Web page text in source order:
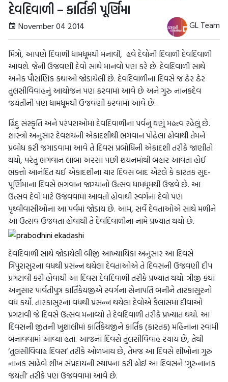
દેવદિવાળી – કાર્તિકી પૂર્ણિમા
November 04 2014 GL Team
મિત્રો, આપણે દિવાળી ધામધૂમથી મનાવી, હવે દેવોની દિવાળી દેવદિવાળી
આવશે. જેની ઉજવણી દેવો સાથે માનવો પણ કરે છે. દેવદિવાળી સાથે
અનેક પૌરાણિક કથાઓ જોડાયેલી છે. દેવદિવાળીના દિવસે જ ઠેર ઠેર
તુલસીવિવાહનું આયોજન પણ કરવામાં આવે છે અને ગુરુ નાનકદેવ
જયંતીની પણ ધામધૂમથી ઉજવણી કરવામાં આવે છે.
હિંદુ સંસ્કૃતિ અને પરંપરાઓમાં દેવદિવાળીના પર્વનું ઘણું મહત્ત્વ રહેલું છે.
શાસ્ત્રો અનુસાર દેવશયની એકાદશીથી ભગવાન પોઢેલા હોવાથી તેમને
પ્રબોધ કરી જગાડવામાં આવે તે દિવસ પ્રબોધિની એકાદશી તરીકે જાણીતો
થયો, પરંતુ ભગવાન લાંબા અરસા પછી શયનમાંથી બહાર આવતા હોઈ
ભક્તો આનંદિત થઈ એકાદશીના ચાર દિવસ બાદ એટલે કે કારતક સુદ-
પૂર્ણિમાના દિવસે ભગવાન જાગ્યાનો ઉત્સવ ધામધૂમથી ઉજવે છે. આ
ઉત્સવ દેવો માટે ઉજવવામાં આવતો હોવાથી સ્વર્ગના દેવો પણ
પૃથ્વીવાસીઓના આ પર્વમાં જોડાય છે. આમ, સર્વે દેવતાઓએ સાથે મળીને
આ ઉત્સવ ઉજવતા હોવાથી તે દેવદિવાળીના નામે પ્રખ્યાત થયો છે.
દેવદિવાળી સાથે જોડાયેલી બીજી આખ્યાયિકા અનુસાર આ દિવસે
ત્રિપુરાસુરના વધથી પ્રસન્ન થયેલા દેવતાઓએ તે દિવસની ઉજવણી દીપ
પ્રગટાવી કરી હોવાથી આ દિવસ દેવદિવાળી તરીકે પ્રખ્યાત થયો. ત્રીજી કથા
અનુસાર પાર્વતીપુત્ર કાર્તિકેયજીએ સ્વર્ગના સેનાપતિ બનીને તારકાસુરનો
વધ કર્યો. તારકાસુરના વધથી પ્રસન્ન થયેલા દેવોએ કૈલાસમાં દીવાઓ
પ્રગટાવી જે દિવસે ઉત્સવ મનાવ્યો તે દેવદિવાળી તરીકે પ્રખ્યાત થયો. આ
દિવસની જીતની ખુશાલીમાં કાર્તિકેયજીને કાર્તિક (કારતક) મહિનાના સ્વામી
બનાવવામાં આવ્યા હતા. આજના દિવસે તુલસીવિવાહ રચાય છે, તેથી
‘તુલસીવિવાહ દિવસ’ તરીકે ઓળખાય છે, તેમજ આ દિવસે શીખોના ગુરુ
નાનક સાહેબે શીખ સંપ્રદાયની સ્થાપના કરી હોઈ આ દિવસને ‘ગુરુનાનક
જયંતી’ તરીકે પણ ઉજવવામાં આવે છે.